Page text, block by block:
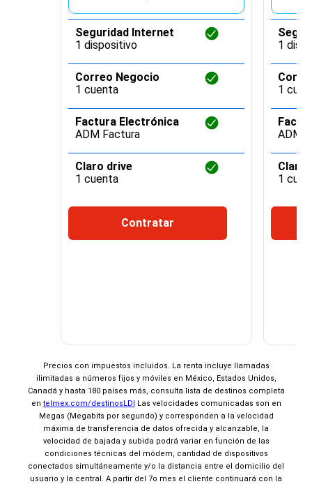
Seguridad Internet
1 dispositivo
Correo Negocio
1 cuenta
Factura Electrónica
ADM Factura
Claro drive
1 cuenta
Contratar
1
1
ADM
Claro
1
×
No seleccionaste ninguna promoción de
entretenimiento
Al Contratar
Domicíliate y
Elige 2 de 3
Precios con impuestos incluidos. La renta incluye llamadas
ilimitadas a números fijos y móviles en México, Estados Unidos,
Canadá y hasta 180 países más, consulta lista de destinos completa
en telmex.com/destinosLDI Las velocidades comunicadas son en
Megas (Megabits por segundo) y corresponden a la velocidad
máxima de transferencia de datos ofrecida y alcanzable, la
velocidad de bajada y subida podrá variar en función de las
condiciones técnicas del módem, cantidad de dispositivos
conectados simultáneamente y/o la distancia entre el domicilio del
usuario y la central. A partir del 7o mes el cliente continuará con la